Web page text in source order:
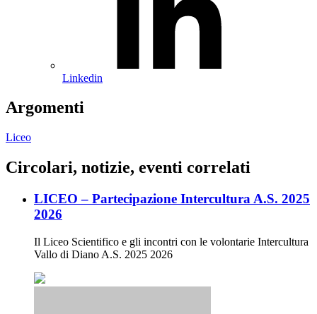
Linkedin
Argomenti
Liceo
Circolari, notizie, eventi correlati
LICEO – Partecipazione Intercultura A.S. 2025
2026
Il Liceo Scientifico e gli incontri con le volontarie Intercultura
Vallo di Diano A.S. 2025 2026